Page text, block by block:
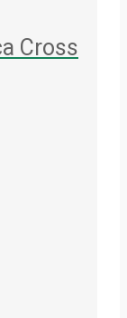
Cross